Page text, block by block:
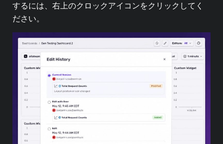
するには、右上のクロックアイコンをクリックしてく
ださい。